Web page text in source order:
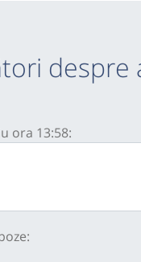
despre
ora 13:58: